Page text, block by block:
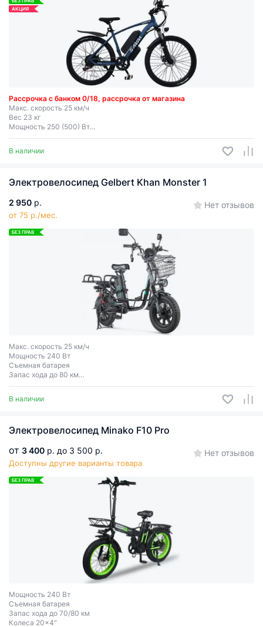
АКЦИЯ
Рассрочка с банком 0/18, рассрочка от магазина
Макс. скорость 25 км/ч
Вес 23 кг
Мощность 250 (500) Вт
Запас хода до 50 км
В наличии
Электровелосипед Gelbert Khan Monster 1
2 950 р.
от 75 р./мес.
Нет отзывов
БЕЗ ПРАВ
Макс. скорость 25 км/ч
Мощность 240 Вт
Съемная батарея
Запас хода до 80 км
Колеса 16″
В наличии
Электровелосипед Minako F10 Pro
от 3 400 р. до 3 500 р.
Доступны другие варианты товара
Нет отзывов
БЕЗ ПРАВ
Мощность 240 Вт
Съемная батарея
Запас хода до 70/80 км
Колеса 20x4″